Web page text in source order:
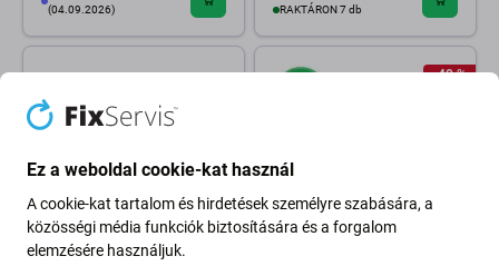
(04.09.2026)
RAKTÁRON 7 db
-40 %
Ez a weboldal cookie-kat használ
A cookie-kat tartalom és hirdetések személyre szabására, a
közösségi média funkciók biztosítására és a forgalom
elemzésére használjuk.